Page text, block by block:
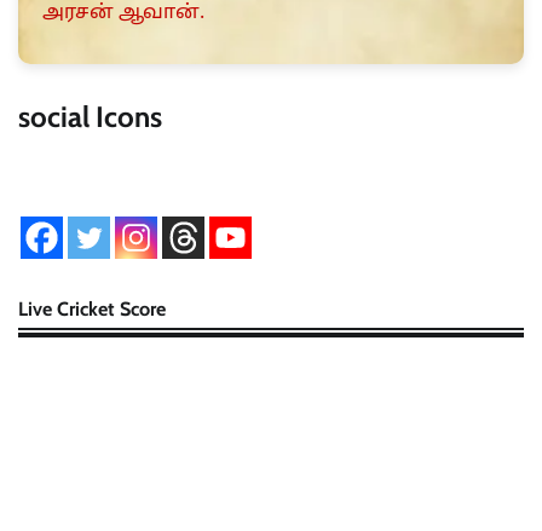
அரசன் ஆவான்.
social Icons
Live Cricket Score